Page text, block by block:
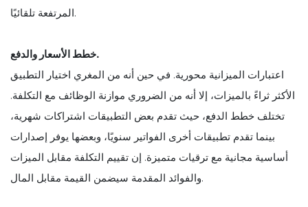
المرتفعة تلقائيًا.
خطط الأسعار والدفع.
اعتبارات الميزانية محورية. في حين أنه من المغري اختيار التطبيق
الأكثر ثراءً بالميزات، إلا أنه من الضروري موازنة الوظائف مع التكلفة.
تختلف خطط الدفع، حيث تقدم بعض التطبيقات اشتراكات شهرية،
بينما تقدم تطبيقات أخرى الفواتير سنويًا، وبعضها يوفر إصدارات
أساسية مجانية مع ترقيات متميزة. إن تقييم التكلفة مقابل الميزات
والفوائد المقدمة سيضمن القيمة مقابل المال.